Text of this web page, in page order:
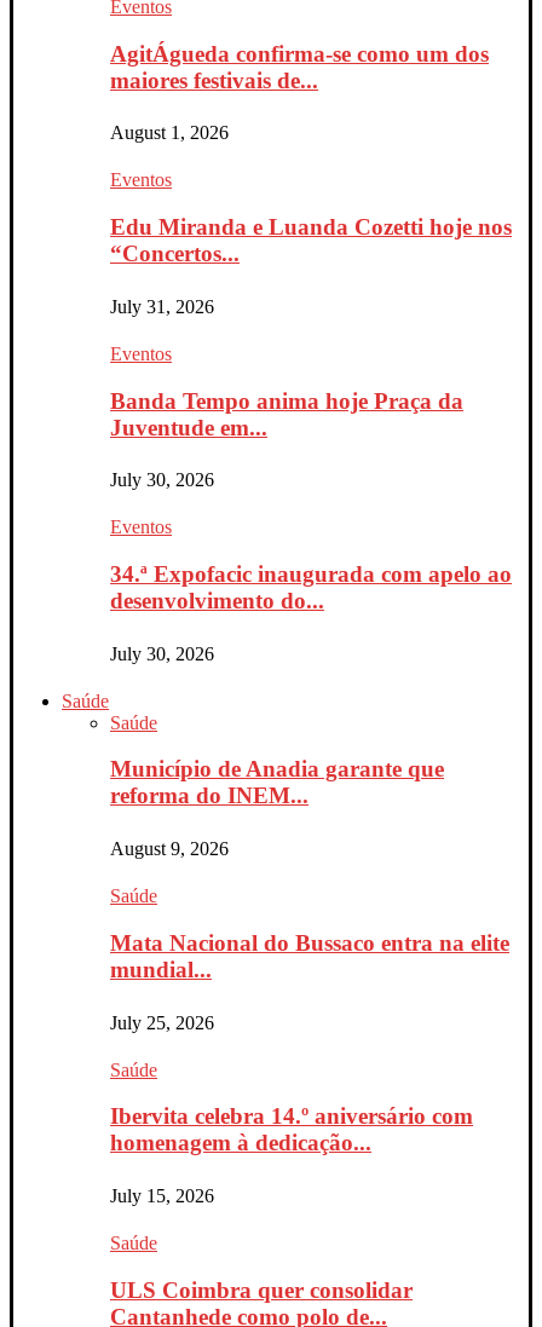
Eventos
AgitÁgueda confirma-se como um dos
maiores festivais de...
August 1, 2026
Eventos
Edu Miranda e Luanda Cozetti hoje nos
“Concertos...
July 31, 2026
Eventos
Banda Tempo anima hoje Praça da
Juventude em...
July 30, 2026
Eventos
34.ª Expofacic inaugurada com apelo ao
desenvolvimento do...
July 30, 2026
Saúde
Saúde
Município de Anadia garante que
reforma do INEM...
August 9, 2026
Saúde
Mata Nacional do Bussaco entra na elite
mundial...
July 25, 2026
Saúde
Ibervita celebra 14.º aniversário com
homenagem à dedicação...
July 15, 2026
Saúde
ULS Coimbra quer consolidar
Cantanhede como polo de...